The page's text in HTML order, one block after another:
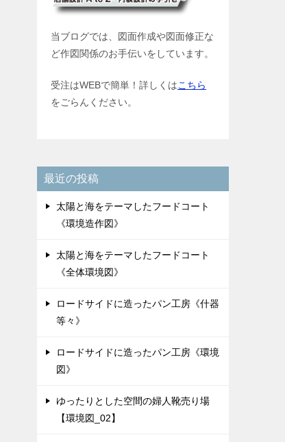
当ブログでは、図面作成や図面修正な
ど作図関係のお手伝いをしています。
受注はWEBで簡単！詳しくはこちら
をごらんください。
最近の投稿
太陽と海をテーマしたフードコート
《環境造作図》
太陽と海をテーマしたフードコート
《全体環境図》
ロードサイドに造ったパン工房《什器
等々》
ロードサイドに造ったパン工房《環境
図》
ゆったりとした空間の婦人靴売り場
【環境図_02】